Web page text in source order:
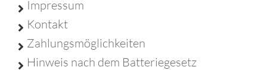
Impressum
Kontakt
Zahlungsmöglichkeiten
Hinweis nach dem Batteriegesetz